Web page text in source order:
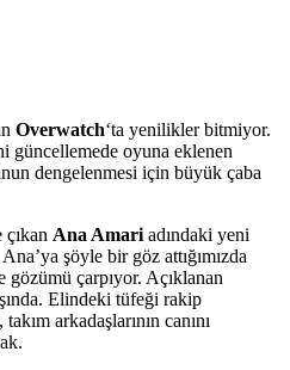
Overwatch‘ta yenilikler bitmiyor.
güncellemede oyuna eklenen
dengelenmesi için büyük çaba
çıkan Ana Amari adındaki yeni
şöyle bir göz attığımızda
çarpıyor. Açıklanan
Elindeki tüfeği rakip
arkadaşlarının canını